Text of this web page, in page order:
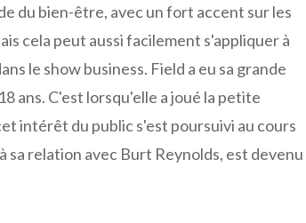
du bien-être, avec un fort accent sur les
cela peut aussi facilement s'appliquer à
le show business. Field a eu sa grande
ans. C'est lorsqu'elle a joué la petite
intérêt du public s'est poursuivi au cours
sa relation avec Burt Reynolds, est devenu